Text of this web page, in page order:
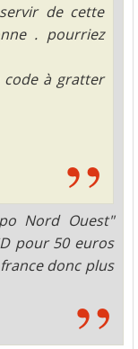
de cette
. pourriez
à gratter
Nord Ouest"
pour 50 euros
donc plus